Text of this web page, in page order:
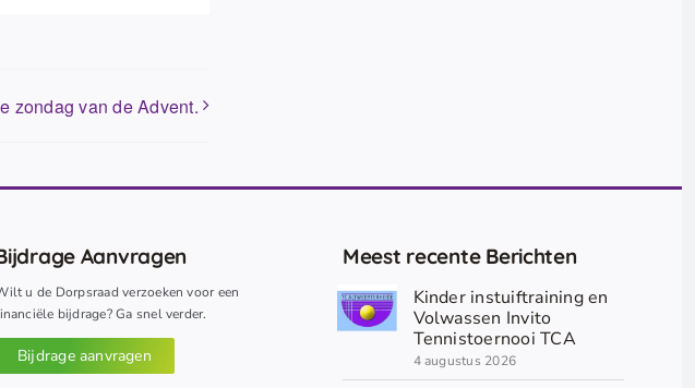
zondag van de Advent.
Aanvragen
u de Dorpsraad verzoeken voor een
bijdrage? Ga snel verder.
Bijdrage aanvragen
Meest recente Berichten
Kinder instuiftraining en
Volwassen Invito
Tennistoernooi TCA
4 augustus 2026